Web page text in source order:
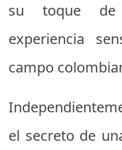
su toque de
experiencia
campo
el secreto de